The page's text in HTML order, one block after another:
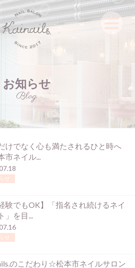
お知らせ
Blog
けでなく心も満たされるひと時へ
市ネイル...
せ
験でもOK】「指名され続けるネイ
」を目...
せ
のこだわり☆松本市ネイルサロン